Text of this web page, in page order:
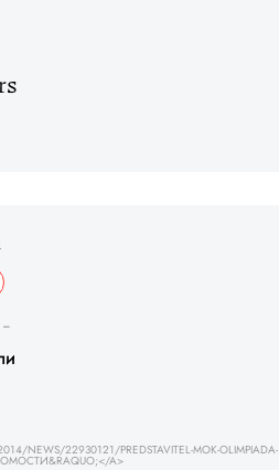
NEWS/22930121/PREDSTAVITEL-MOK-OLIMPIADA-
A>